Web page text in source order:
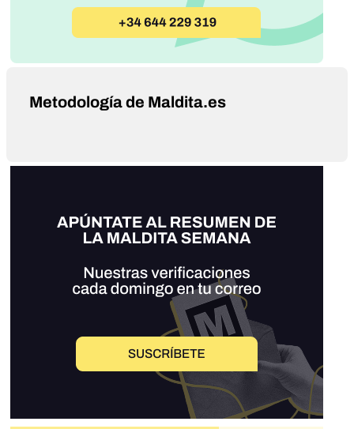
Metodología de Maldita.es